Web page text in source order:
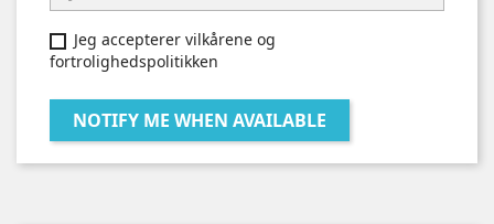
Jeg accepterer vilkårene og
fortrolighedspolitikken
NOTIFY ME WHEN AVAILABLE